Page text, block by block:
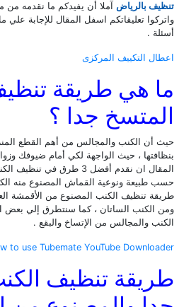
بالرياضآملا أن يفيدكم ما نقدمه من معلومات
تعليقاتكم اسفل المقال للإجابة علي ما يتردد
التكييف المركزى
هي طريقة تنظيف
جدا ؟
الكنب والمجالس من أهم القطع المنزلية التي
، حيث الواجهة لكي أمام ضيوفك وزوارك لذلك
المقال ان نقدم أفضل 3 طرق في تنظيف
طبيعة ونوعية القماش المصنوع منه الكنب ،
تنظيف الكنب المصنوع من الأقمشة العادية ومن
الكنب الساتان ، كما سنتطرق إلي بعض النصائح
والمجالس من الإتساخ والبقع .
How to use Tubemate YouTube
تنظيف الكنب